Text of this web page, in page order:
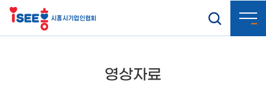
영상자료